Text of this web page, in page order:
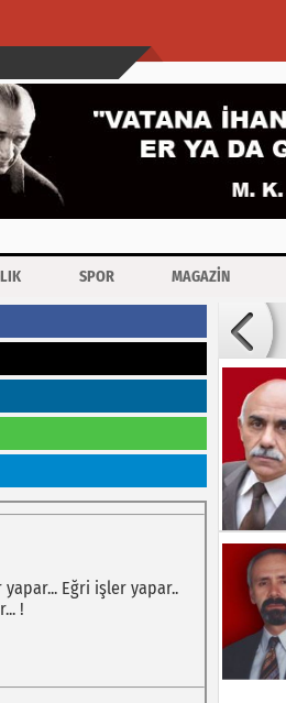
SPOR MAGAZİN
yapar... Eğri işler yapar..
!